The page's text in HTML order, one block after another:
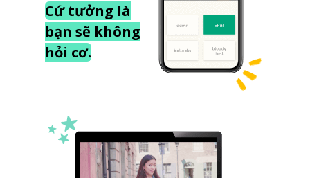
Cứ tưởng là
bạn sẽ không
hỏi cơ.